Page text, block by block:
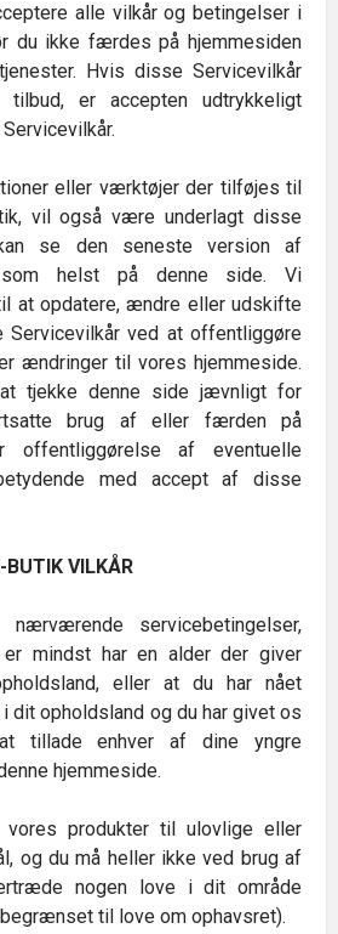
alle vilkår og betingelser i
du ikke færdes på hjemmesiden
Hvis disse Servicevilkår
er accepten udtrykkeligt
eller værktøjer der tilføjes til
vil også være underlagt disse
se den seneste version af
som helst på denne side. Vi
at opdatere, ændre eller udskifte
Servicevilkår ved at offentliggøre
ændringer til vores hjemmeside.
tjekke denne side jævnligt for
brug af eller færden på
offentliggørelse af eventuelle
med accept af disse
VILKÅR
servicebetingelser,
mindst har en alder der giver
eller at du har nået
dit opholdsland og du har givet os
tillade enhver af dine yngre
hjemmeside.
produkter til ulovlige eller
og du må heller ikke ved brug af
nogen love i dit område
til love om ophavsret).